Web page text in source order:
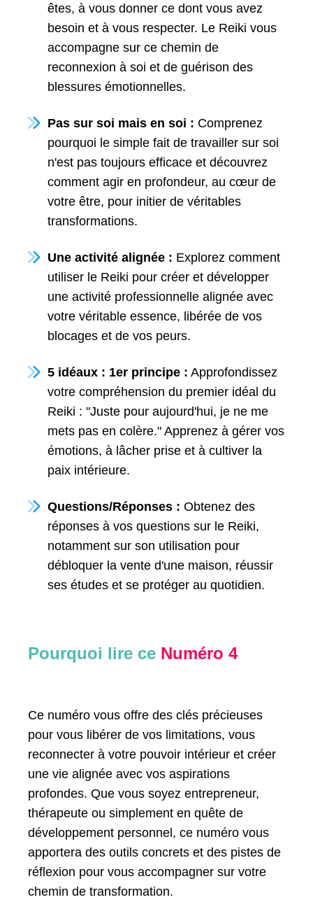
êtes, à vous donner ce dont vous avez
besoin et à vous respecter. Le Reiki vous
accompagne sur ce chemin de
reconnexion à soi et de guérison des
blessures émotionnelles.
Pas sur soi mais en soi : Comprenez
pourquoi le simple fait de travailler sur soi
n'est pas toujours efficace et découvrez
comment agir en profondeur, au cœur de
votre être, pour initier de véritables
transformations.
Une activité alignée : Explorez comment
utiliser le Reiki pour créer et développer
une activité professionnelle alignée avec
votre véritable essence, libérée de vos
blocages et de vos peurs.
5 idéaux : 1er principe : Approfondissez
votre compréhension du premier idéal du
Reiki : "Juste pour aujourd'hui, je ne me
mets pas en colère." Apprenez à gérer vos
émotions, à lâcher prise et à cultiver la
paix intérieure.
Questions/Réponses : Obtenez des
réponses à vos questions sur le Reiki,
notamment sur son utilisation pour
débloquer la vente d'une maison, réussir
ses études et se protéger au quotidien.
Pourquoi lire ce Numéro 4
Ce numéro vous offre des clés précieuses
pour vous libérer de vos limitations, vous
reconnecter à votre pouvoir intérieur et créer
une vie alignée avec vos aspirations
profondes. Que vous soyez entrepreneur,
thérapeute ou simplement en quête de
développement personnel, ce numéro vous
apportera des outils concrets et des pistes de
réflexion pour vous accompagner sur votre
chemin de transformation.